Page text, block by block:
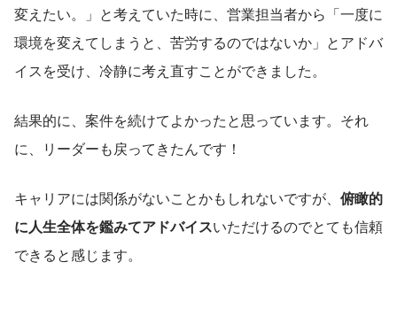
変えたい。」と考えていた時に、営業担当者から「一度に
環境を変えてしまうと、苦労するのではないか」とアドバ
イスを受け、冷静に考え直すことができました。
結果的に、案件を続けてよかったと思っています。それ
に、リーダーも戻ってきたんです！
キャリアには関係がないことかもしれないですが、 俯瞰的
に人生全体を鑑みてアドバイスいただけるのでとても信頼
できると感じます。